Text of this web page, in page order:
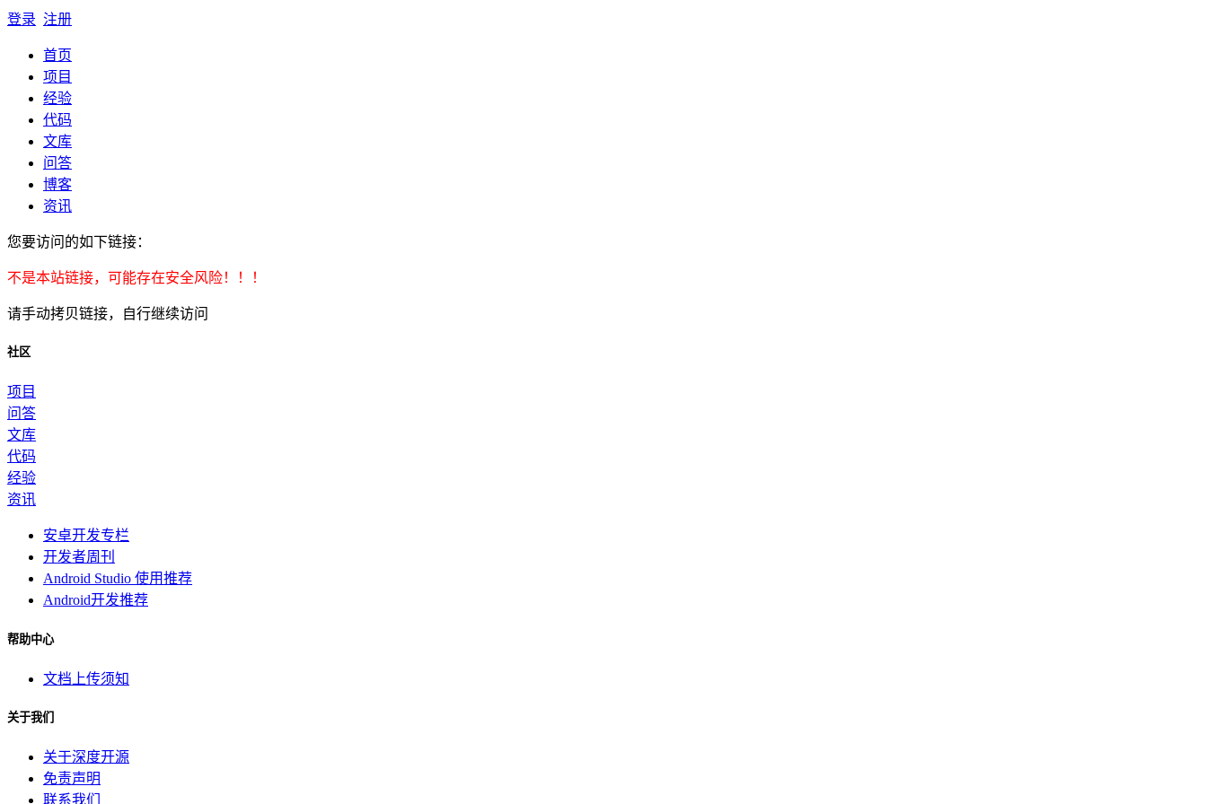
登录 注册
首页
项目
经验
代码
文库
问答
博客
资讯
您要访问的如下链接：
不是本站链接，可能存在安全风险！！！
请手动拷贝链接，自行继续访问
社区
项目
问答
文库
代码
经验
资讯
安卓开发专栏
开发者周刊
Android Studio 使用推荐
Android开发推荐
帮助中心
文档上传须知
关于我们
关于深度开源
免责声明
联系我们